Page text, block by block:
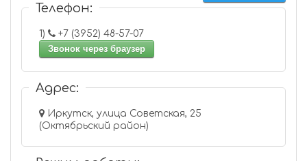
Телефон:
1)
+7 (3952) 48-57-07
Звонок через браузер
Адрес:
Иркутск, улица Советская, 25
(Октябрьский район)